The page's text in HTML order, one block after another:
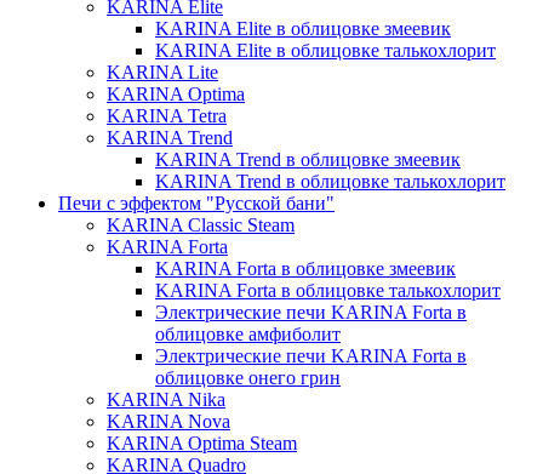
KARINA Elite
KARINA Elite в облицовке змеевик
KARINA Elite в облицовке талькохлорит
KARINA Lite
KARINA Optima
KARINA Tetra
KARINA Trend
KARINA Trend в облицовке змеевик
KARINA Trend в облицовке талькохлорит
Печи с эффектом "Русской бани"
KARINA Classic Steam
KARINA Forta
KARINA Forta в облицовке змеевик
KARINA Forta в облицовке талькохлорит
Электрические печи KARINA Forta в
облицовке амфиболит
Электрические печи KARINA Forta в
облицовке онего грин
KARINA Nika
KARINA Nova
KARINA Optima Steam
KARINA Quadro